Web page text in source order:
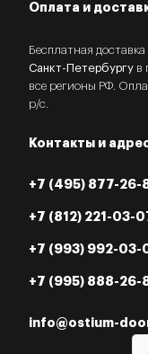
Оплата и
Бесплатная доставка
Санкт-Петербургу в
все регионы РФ.
р/с.
Контакты и
+7 (495) 877-26-
+7 (812) 221-03-
+7 (993) 992-03-
+7 (995) 888-26-
info@ostium-